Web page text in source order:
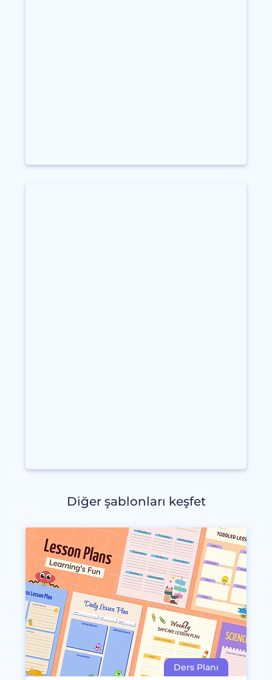
Diğer şablonları keşfet